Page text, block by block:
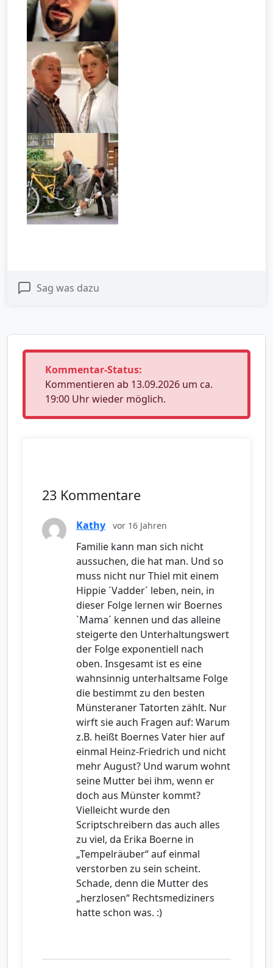
Sag was dazu
Kommentar-Status:
Kommentieren ab 13.09.2026 um ca.
19:00 Uhr wieder möglich.
23 Kommentare
Kathy vor 16 Jahren
Familie kann man sich nicht
aussuchen, die hat man. Und so
muss nicht nur Thiel mit einem
Hippie ´Vadder´ leben, nein, in
dieser Folge lernen wir Boernes
`Mama´ kennen und das alleine
steigerte den Unterhaltungswert
der Folge exponentiell nach
oben. Insgesamt ist es eine
wahnsinnig unterhaltsame Folge
die bestimmt zu den besten
Münsteraner Tatorten zählt. Nur
wirft sie auch Fragen auf: Warum
z.B. heißt Boernes Vater hier auf
einmal Heinz-Friedrich und nicht
mehr August? Und warum wohnt
seine Mutter bei ihm, wenn er
doch aus Münster kommt?
Vielleicht wurde den
Scriptschreibern das auch alles
zu viel, da Erika Boerne in
„Tempelräuber“ auf einmal
verstorben zu sein scheint.
Schade, denn die Mutter des
„herzlosen“ Rechtsmediziners
hatte schon was. :)